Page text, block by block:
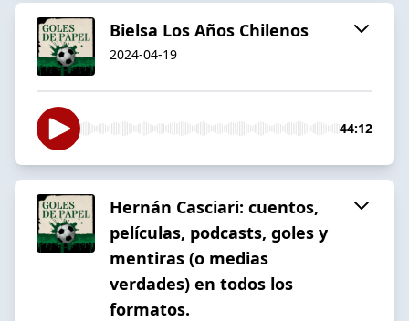
Bielsa Los Años Chilenos
2024-04-19
44:12
Hernán Casciari: cuentos,
películas, podcasts, goles y
mentiras (o medias
verdades) en todos los
formatos.